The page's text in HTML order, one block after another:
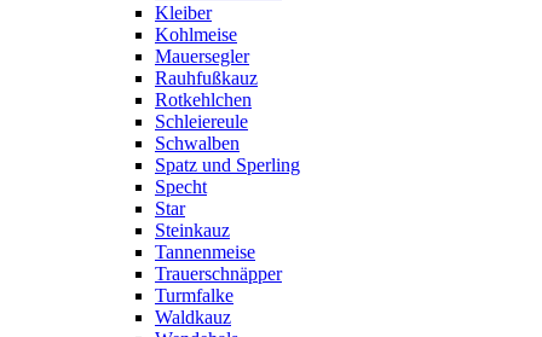
Kleiber
Kohlmeise
Mauersegler
Rauhfußkauz
Rotkehlchen
Schleiereule
Schwalben
Spatz und Sperling
Specht
Star
Steinkauz
Tannenmeise
Trauerschnäpper
Turmfalke
Waldkauz